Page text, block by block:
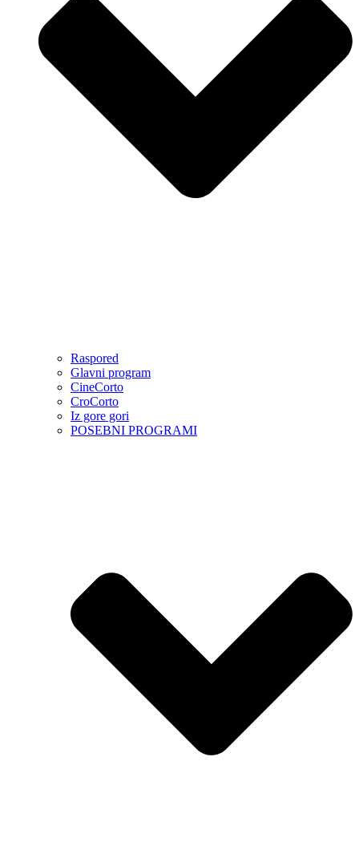
Raspored
Glavni program
CineCorto
CroCorto
Iz gore gori
POSEBNI PROGRAMI